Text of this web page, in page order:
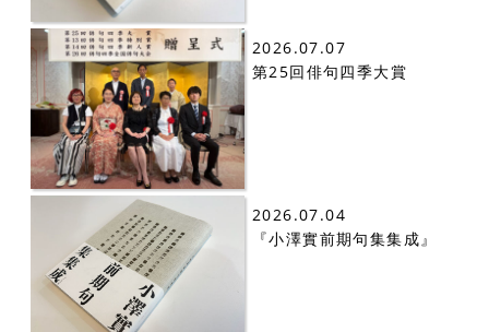
2026.07.07
第25回俳句四季大賞
2026.07.04
『小澤實前期句集集成』